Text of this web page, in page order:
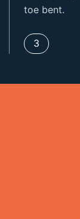
toe bent.
3